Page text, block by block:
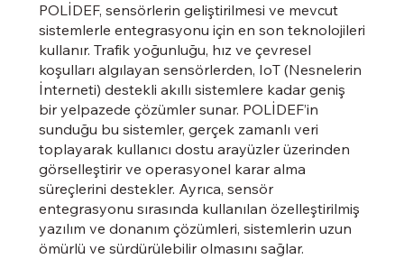
POLİDEF, sensörlerin geliştirilmesi ve mevcut
sistemlerle entegrasyonu için en son teknolojileri
kullanır. Trafik yoğunluğu, hız ve çevresel
koşulları algılayan sensörlerden, IoT (Nesnelerin
İnterneti) destekli akıllı sistemlere kadar geniş
bir yelpazede çözümler sunar. POLİDEF’in
sunduğu bu sistemler, gerçek zamanlı veri
toplayarak kullanıcı dostu arayüzler üzerinden
görselleştirir ve operasyonel karar alma
süreçlerini destekler. Ayrıca, sensör
entegrasyonu sırasında kullanılan özelleştirilmiş
yazılım ve donanım çözümleri, sistemlerin uzun
ömürlü ve sürdürülebilir olmasını sağlar.